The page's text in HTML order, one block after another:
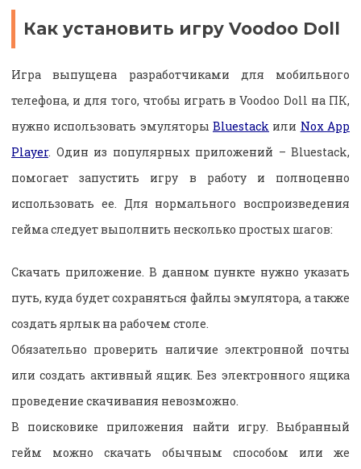
Как установить игру Voodoo Doll
Игра выпущена разработчиками для мобильного
телефона, и для того, чтобы играть в Voodoo Doll на ПК,
нужно использовать эмуляторы Bluestack или Nox App
Player. Один из популярных приложений – Bluestack,
помогает запустить игру в работу и полноценно
использовать ее. Для нормального воспроизведения
гейма следует выполнить несколько простых шагов:
Скачать приложение. В данном пункте нужно указать
путь, куда будет сохраняться файлы эмулятора, а также
создать ярлык на рабочем столе.
Обязательно проверить наличие электронной почты
или создать активный ящик. Без электронного ящика
проведение скачивания невозможно.
В поисковике приложения найти игру. Выбранный
гейм можно скачать обычным способом или же